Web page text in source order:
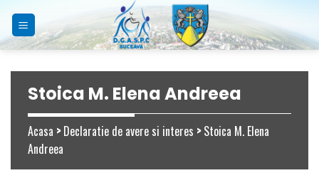
content
Stoica M. Elena Andreea
Acasa >Declaratie de avere si interes >Stoica M. Elena
Andreea